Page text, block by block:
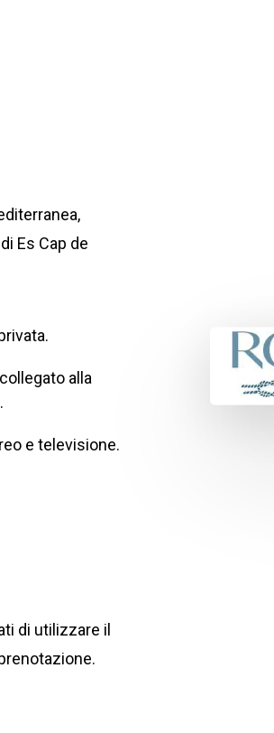
Es Cap de
alla
e televisione.
di utilizzare il